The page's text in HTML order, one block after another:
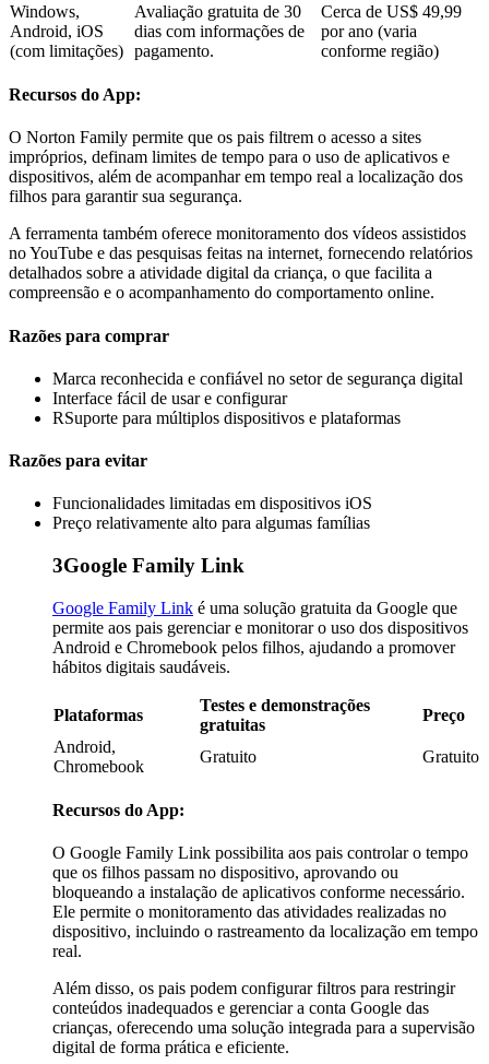
Windows,
Android, iOS
(com limitações)
Avaliação gratuita de 30
dias com informações de
pagamento.
Cerca de US$ 49,99
por ano (varia
conforme região)
Recursos do App:
O Norton Family permite que os pais filtrem o acesso a sites
impróprios, definam limites de tempo para o uso de aplicativos e
dispositivos, além de acompanhar em tempo real a localização dos
filhos para garantir sua segurança.
A ferramenta também oferece monitoramento dos vídeos assistidos
no YouTube e das pesquisas feitas na internet, fornecendo relatórios
detalhados sobre a atividade digital da criança, o que facilita a
compreensão e o acompanhamento do comportamento online.
Razões para comprar
Marca reconhecida e confiável no setor de segurança digital
Interface fácil de usar e configurar
RSuporte para múltiplos dispositivos e plataformas
Razões para evitar
Funcionalidades limitadas em dispositivos iOS
Preço relativamente alto para algumas famílias
3Google Family Link
Google Family Link é uma solução gratuita da Google que
permite aos pais gerenciar e monitorar o uso dos dispositivos
Android e Chromebook pelos filhos, ajudando a promover
hábitos digitais saudáveis.
Plataformas
Testes e demonstrações
gratuitas
Preço
Android,
Chromebook
Gratuito Gratuito
Recursos do App:
O Google Family Link possibilita aos pais controlar o tempo
que os filhos passam no dispositivo, aprovando ou
bloqueando a instalação de aplicativos conforme necessário.
Ele permite o monitoramento das atividades realizadas no
dispositivo, incluindo o rastreamento da localização em tempo
real.
Além disso, os pais podem configurar filtros para restringir
conteúdos inadequados e gerenciar a conta Google das
crianças, oferecendo uma solução integrada para a supervisão
digital de forma prática e eficiente.